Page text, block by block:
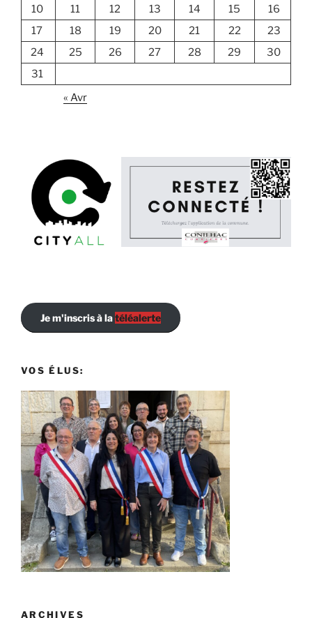
10
11 12 13 14 15
16
17
18 19 20 21 22
23
24
25 26 27 28 29
30
31
« Avr
Je m'inscris à latéléalerte
VOS ÉLUS:
ARCHIVES